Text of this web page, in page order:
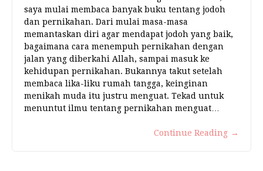
saya mulai membaca banyak buku tentang jodoh
dan pernikahan. Dari mulai masa-masa
memantaskan diri agar mendapat jodoh yang baik,
bagaimana cara menempuh pernikahan dengan
jalan yang diberkahi Allah, sampai masuk ke
kehidupan pernikahan. Bukannya takut setelah
membaca lika-liku rumah tangga, keinginan
menikah muda itu justru menguat. Tekad untuk
menuntut ilmu tentang pernikahan menguat…
Continue Reading →